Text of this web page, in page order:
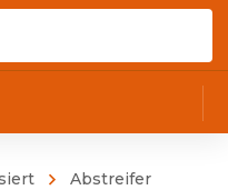
Abstreifer